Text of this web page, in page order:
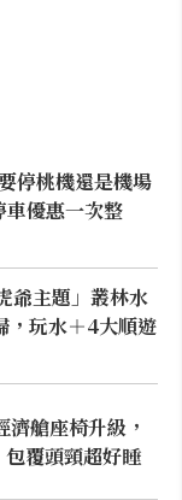
停桃機還是機場
車優惠一次整
爺主題」叢林水
，玩水＋4大順遊
艙座椅升級，
覆頭頸超好睡